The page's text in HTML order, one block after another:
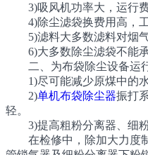
3)吸风机功率大，运行费
4)除尘滤袋换费用高，工
5)滤料大多数滤料对烟气
6)大多数除尘滤袋不能承
二、为布袋除尘设备运
1)尽可能减少原煤中的水
2)单机布袋除尘器振打
轻。
3)提高粗粉分离器、细粉
在检修中，除加大力度制